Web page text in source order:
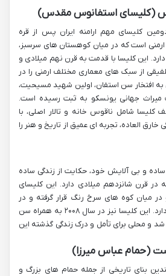
(کلیسای استفانوس مقدس)
کلیسای مهم ارامنه ایران پس از قره
ارمنی است که در میان کوهستان های سرسبز،
دارد. این کلیسا با قدمت به قرن نهم میلادی و
از سبک های معماری مختلف ارمنی را در
افتخار سن استفان، اولین شهید مسیحیت،
جهانی یونسکو به ثبت رسیده است.
کلیسا شامل ناقوس خانه و تالار اصلی، با
العاده، تجربه ای عمیق از تاریخ و هنر را
و بی آلایش خود، حکایت از زندگی ساده
در قرن شانزدهم میلادی دارد. این کلیسای
میان کوه های سرخ رنگ قرار گرفته و در
سادگی خود، زیبایی خاصی دارد. این کلیسا نیز در سال ۲۰۰۸ به همراه سن
و محلی برای تأمل و درک زندگی گذشته این
(حمام عباس میرزا)
بنای تاریخی از جمله حمام های بزرگ و